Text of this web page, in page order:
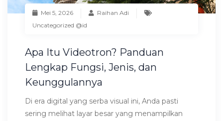
Mei 5, 2026
Raihan Adi
Uncategorized @id
Apa Itu Videotron? Panduan
Lengkap Fungsi, Jenis, dan
Keunggulannya
Di era digital yang serba visual ini, Anda pasti
sering melihat layar besar yang menampilkan